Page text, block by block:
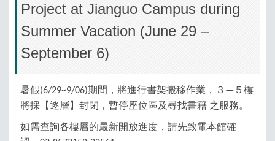
Project at Jianguo Campus during
Summer Vacation (June 29 –
September 6)
暑假(6/29~9/06)期間，將進行書架搬移作業，３ — ５樓
將採【逐層】封閉，暫停座位區及尋找書籍 之服務。
如需查詢各樓層的最新開放進度， 請先致電本館確